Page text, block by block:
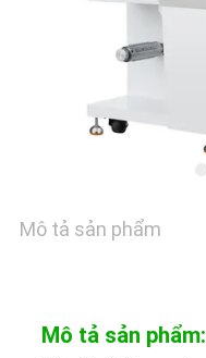
LƯỢNG
HỆ
CHÚNG
Mô tả sản phẩm
Mô tả sản phẩm: